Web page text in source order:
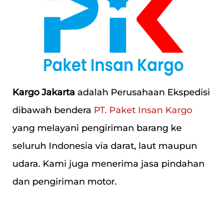
Kargo Jakarta adalah Perusahaan Ekspedisi
dibawah bendera PT. Paket Insan Kargo
yang melayani pengiriman barang ke
seluruh Indonesia via darat, laut maupun
udara. Kami juga menerima jasa pindahan
dan pengiriman motor.